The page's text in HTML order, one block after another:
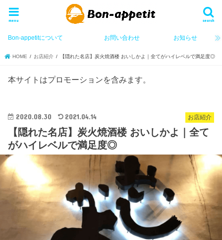
search
menu
Bon-appetitについて お問い合わせ お知らせ
HOME お店紹介 【隠れた名店】炭火焼酒楼 おいしかよ｜全てがハイレベルで満足度◎
本サイトはプロモーションを含みます。
お店紹介
2020.08.30 2021.04.14
【隠れた名店】炭火焼酒楼 おいしかよ｜全て
がハイレベルで満足度◎